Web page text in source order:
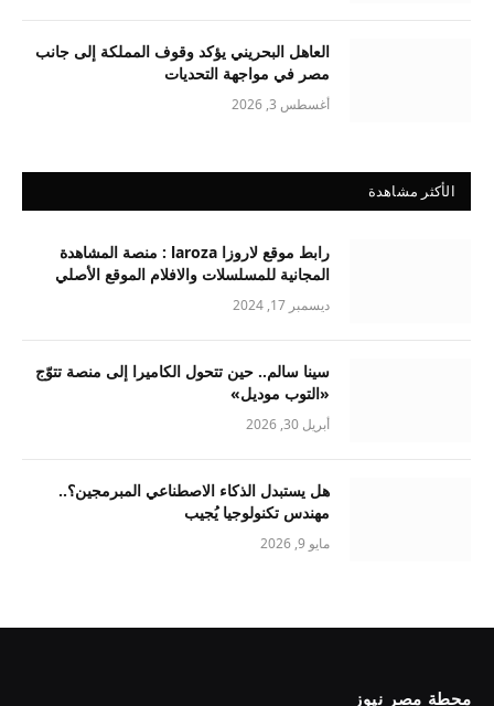
العاهل البحريني يؤكد وقوف المملكة إلى جانب
مصر في مواجهة التحديات
أغسطس 3, 2026
الأكثر مشاهدة
رابط موقع لاروزا laroza : منصة المشاهدة
المجانية للمسلسلات والافلام الموقع الأصلي
ديسمبر 17, 2024
سينا سالم.. حين تتحول الكاميرا إلى منصة تتوّج
«التوب موديل»
أبريل 30, 2026
هل يستبدل الذكاء الاصطناعي المبرمجين؟..
مهندس تكنولوجيا يُجيب
مايو 9, 2026
محطة مصر نيوز